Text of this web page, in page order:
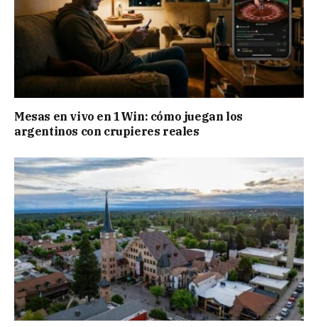
Mesas en vivo en 1Win: cómo juegan los
argentinos con crupieres reales